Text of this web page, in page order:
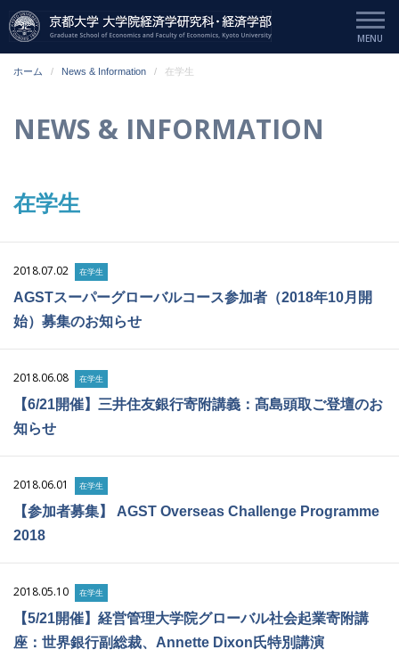
ホーム News & Information 在学生
NEWS & INFORMATION
在学生
2018.07.02 在学生
AGSTスーパーグローバルコース参加者（2018年10月開
始）募集のお知らせ
2018.06.08 在学生
【6/21開催】三井住友銀行寄附講義：髙島頭取ご登壇のお
知らせ
2018.06.01 在学生
【参加者募集】 AGST Overseas Challenge Programme
2018
2018.05.10 在学生
【5/21開催】経営管理大学院グローバル社会起業寄附講
座：世界銀行副総裁、Annette Dixon氏特別講演